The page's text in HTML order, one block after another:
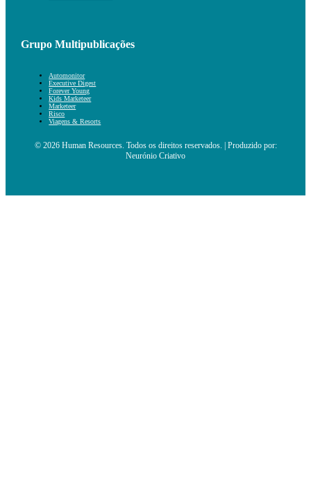
Grupo Multipublicações
Automonitor
Executive Digest
Forever Young
Kids Marketeer
Marketeer
Risco
Viagens & Resorts
© 2026 Human Resources. Todos os direitos reservados. | Produzido por:
Neurónio Criativo